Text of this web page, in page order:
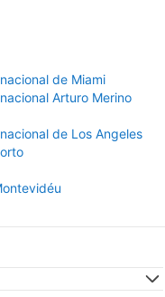
de Miami
Arturo Merino
de Los Angeles